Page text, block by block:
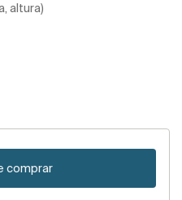
altura)
comprar